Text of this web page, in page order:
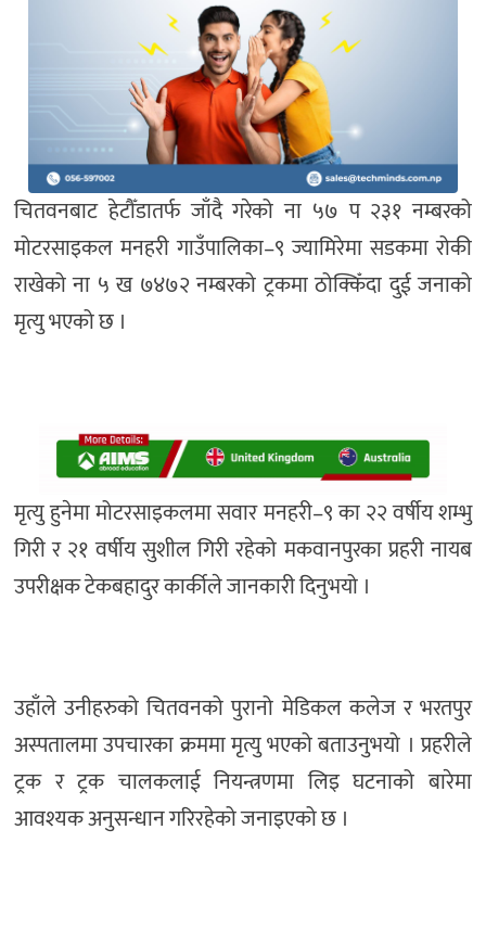
चितवनबाट हेटौँडातर्फ जाँदै गरेको ना ५७ प २३१ नम्बरको
मोटरसाइकल मनहरी गाउँपालिका–९ ज्यामिरेमा सडकमा रोकी
राखेको ना ५ ख ७४७२ नम्बरको ट्रकमा ठोक्किँदा दुई जनाको
मृत्यु भएको छ ।
मृत्यु हुनेमा मोटरसाइकलमा सवार मनहरी–९ का २२ वर्षीय शम्भु
गिरी र २१ वर्षीय सुशील गिरी रहेको मकवानपुरका प्रहरी नायब
उपरीक्षक टेकबहादुर कार्कीले जानकारी दिनुभयो ।
उहाँले उनीहरुको चितवनको पुरानो मेडिकल कलेज र भरतपुर
अस्पतालमा उपचारका क्रममा मृत्यु भएको बताउनुभयो । प्रहरीले
ट्रक र ट्रक चालकलाई नियन्त्रणमा लिइ घटनाको बारेमा
आवश्यक अनुसन्धान गरिरहेको जनाइएको छ ।